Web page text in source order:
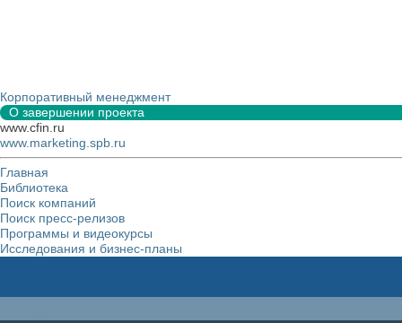
Корпоративный менеджмент
О завершении проекта
www.cfin.ru
www.marketing.spb.ru
Главная
Библиотека
Поиск компаний
Поиск пресс-релизов
Программы и видеокурсы
Исследования и бизнес-планы